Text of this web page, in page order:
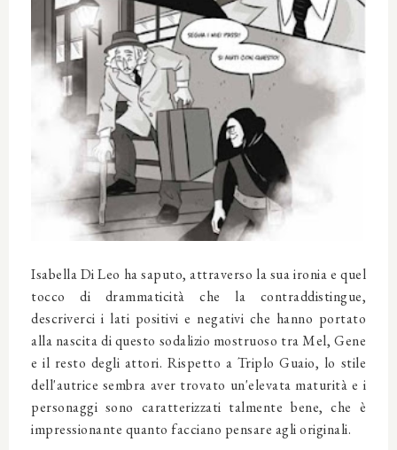
Isabella Di Leo ha saputo, attraverso la sua ironia e quel
tocco di drammaticità che la contraddistingue,
descriverci i lati positivi e negativi che hanno portato
alla nascita di questo sodalizio mostruoso tra Mel, Gene
e il resto degli attori. Rispetto a Triplo Guaio, lo stile
dell'autrice sembra aver trovato un'elevata maturità e i
personaggi sono caratterizzati talmente bene, che è
impressionante quanto facciano pensare agli originali.